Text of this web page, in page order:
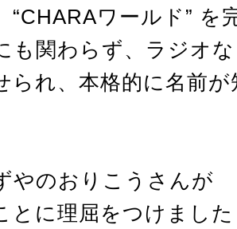
“CHARAワールド” を
も関わらず、ラジオ
られ、本格的に名前
やのおりこうさんが
に理屈をつけました